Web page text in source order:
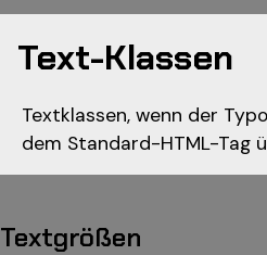
Text-Klassen
Textklassen, wenn der
dem Standard-HTML-Tag
Textgrößen